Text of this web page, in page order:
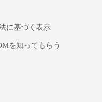
に基づく表示
を知ってもらう